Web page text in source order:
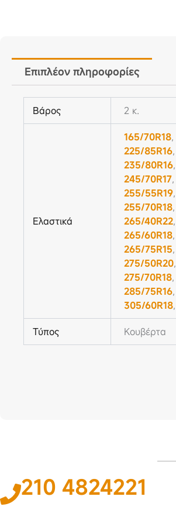
Επιπλέον πληροφορίες
Βάρος 2 κ.
Ελαστικά
165/70R18,
225/85R16,
235/80R16,
245/70R17,
255/55R19,
255/70R18,
265/40R22,
265/60R18,
265/75R15,
275/50R20,
275/70R18,
285/75R16,
305/60R18,
Τύπος Κουβέρτα
210 4824221